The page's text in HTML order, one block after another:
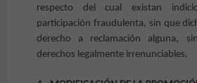
respecto del cual existan
participación fraudulenta, sin que
derecho a reclamación alguna,
derechos legalmente irrenunciables.